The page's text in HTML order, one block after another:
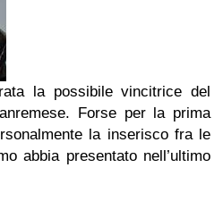
la possibile vincitrice del
Forse per la prima
la inserisco fra le
abbia presentato nell’ultimo